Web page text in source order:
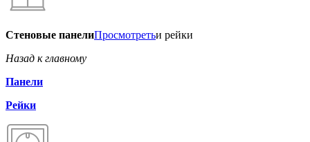
Стеновые панелиПросмотретьи рейки
Назад к главному
Панели
Рейки